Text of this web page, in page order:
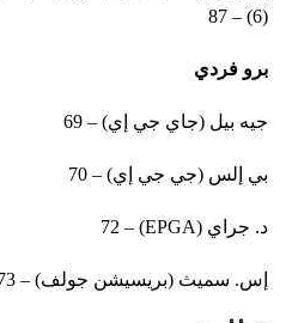
(6) – 87
برو فردي
جيه بيل (جاي جي إي) – 69
بي إلس (جي جي إي) – 70
د. جراي (EPGA) – 72
إس. سميث (بريسيشن جولف) – 73